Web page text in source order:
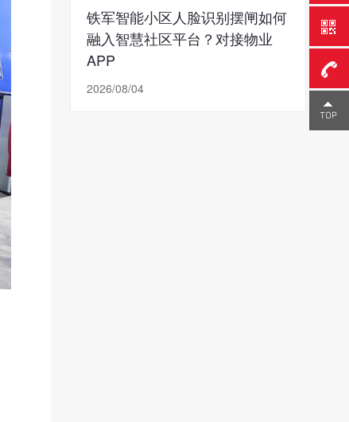
铁军智能小区人脸识别摆闸如何
融入智慧社区平台？对接物业
APP
2026/08/04
0755-